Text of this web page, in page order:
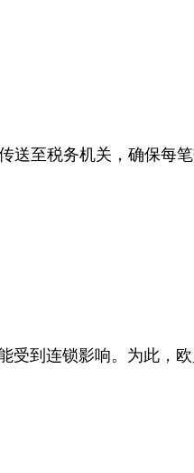
送至税务机关，确保每
受到连锁影响。为此，